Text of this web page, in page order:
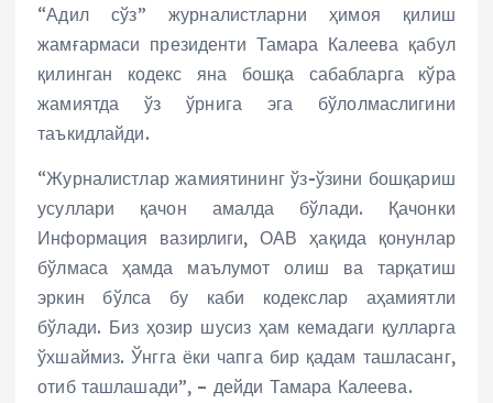
“Адил сўз” журналистларни ҳимоя қилиш
жамғармаси президенти Тамара Калеева қабул
қилинган кодекс яна бошқа сабабларга кўра
жамиятда ўз ўрнига эга бўлолмаслигини
таъкидлайди.
“Журналистлар жамиятининг ўз-ўзини бошқариш
усуллари қачон амалда бўлади. Қачонки
Информация вазирлиги, ОАВ ҳақида қонунлар
бўлмаса ҳамда маълумот олиш ва тарқатиш
эркин бўлса бу каби кодекслар аҳамиятли
бўлади. Биз ҳозир шусиз ҳам кемадаги қулларга
ўхшаймиз. Ўнгга ёки чапга бир қадам ташласанг,
отиб ташлашади”, – дейди Тамара Калеева.